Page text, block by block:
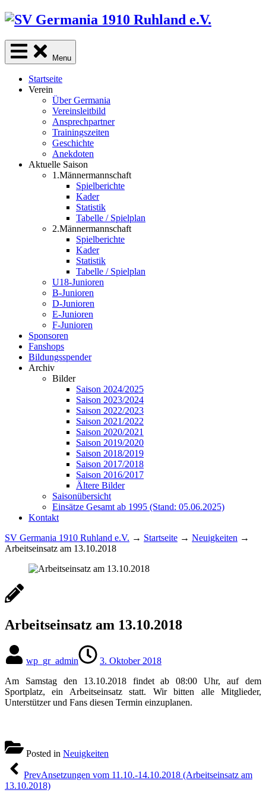
Skip
content
Menu
Startseite
Verein
Über Germania
Vereinsleitbild
Ansprechpartner
Trainingszeiten
Geschichte
Anekdoten
Aktuelle Saison
1.Männermannschaft
Spielberichte
Kader
Statistik
Tabelle / Spielplan
2.Männermannschaft
Spielberichte
Kader
Statistik
Tabelle / Spielplan
U18-Junioren
B-Junioren
D-Junioren
E-Junioren
F-Junioren
Sponsoren
Fanshops
Bildungsspender
Archiv
Bilder
Saison 2024/2025
Saison 2023/2024
Saison 2022/2023
Saison 2021/2022
Saison 2020/2021
Saison 2019/2020
Saison 2018/2019
Saison 2017/2018
Saison 2016/2017
Ältere Bilder
Saisonübersicht
Einsätze Gesamt ab 1995 (Stand: 05.06.2025)
Kontakt
SV Germania 1910 Ruhland e.V. → Startseite → Neuigkeiten →
Arbeitseinsatz am 13.10.2018
Arbeitseinsatz am 13.10.2018
wp_gr_admin
3. Oktober 2018
Am Samstag den 13.10.2018 findet ab 08:00 Uhr, auf dem
Sportplatz, ein Arbeitseinsatz statt. Wir bitten alle Mitglieder,
Unterstützer und Fans diesen Termin einzuplanen.
Posted in Neuigkeiten
Beitragsnavigation
PrevAnsetzungen vom 11.10.-14.10.2018 (Arbeitseinsatz am
13.10.2018)